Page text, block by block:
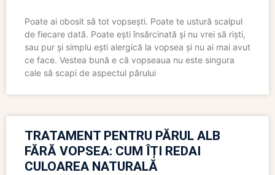
Poate ai obosit să tot vopsești. Poate te ustură scalpul
de fiecare dată. Poate ești însărcinată și nu vrei să riști,
sau pur și simplu ești alergică la vopsea și nu ai mai avut
ce face. Vestea bună e că vopseaua nu este singura
cale să scapi de aspectul părului
TRATAMENT PENTRU PĂRUL ALB
FĂRĂ VOPSEA: CUM ÎȚI REDAI
CULOAREA NATURALĂ